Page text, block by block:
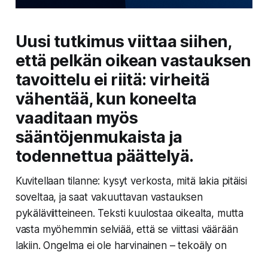
Uusi tutkimus viittaa siihen,
että pelkän oikean vastauksen
tavoittelu ei riitä: virheitä
vähentää, kun koneelta
vaaditaan myös
sääntöjenmukaista ja
todennettua päättelyä.
Kuvitellaan tilanne: kysyt verkosta, mitä lakia pitäisi
soveltaa, ja saat vakuuttavan vastauksen
pykäläviitteineen. Teksti kuulostaa oikealta, mutta
vasta myöhemmin selviää, että se viittasi väärään
lakiin. Ongelma ei ole harvinainen – tekoäly on